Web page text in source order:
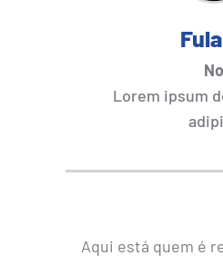
Lorem ipsum
Aqui está quem é